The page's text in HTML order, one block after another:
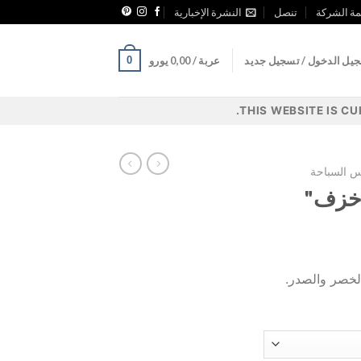
الشركة تنصل النشرة الإخبارية
الدخول / تسجيل جديد عربة /0,00 يورو 0
THIS WEBSITE IS
السباحة
"خزف"
والصدر.